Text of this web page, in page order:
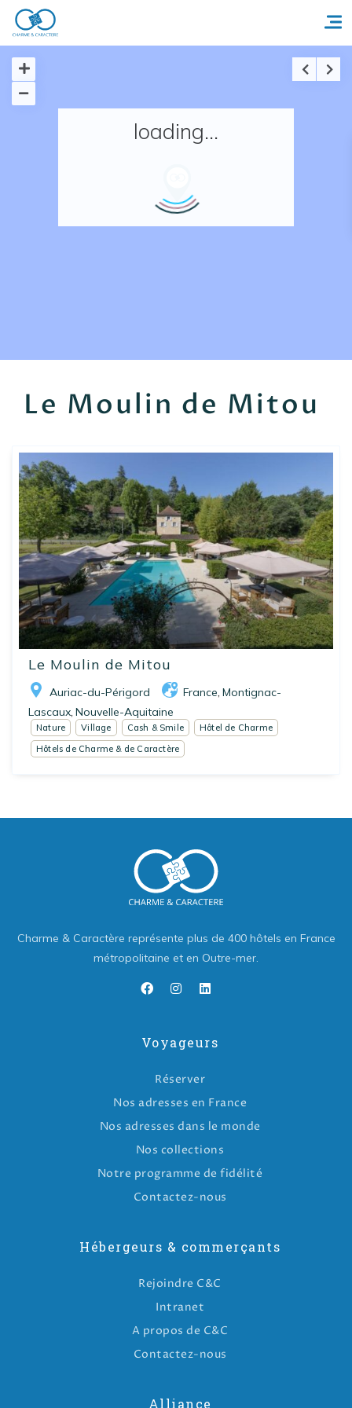
Accueil
loading...
Le Moulin de Mitou
Le Moulin de Mitou
Auriac-du-Périgord France Montignac-
Lascaux Nouvelle-Aquitaine
Nature Village Cash & Smile
Hôtel de Charme
Hôtels de Charme & de Caractère
Charme & Caractère représente plus de 400 hôtels en France
métropolitaine et en Outre-mer.
Voyageurs
Réserver
Nos adresses en France
Nos adresses dans le monde
Nos collections
Notre programme de fidélité
Contactez-nous
Hébergeurs & commerçants
Rejoindre C&C
Intranet
A propos de C&C
Contactez-nous
Alliance